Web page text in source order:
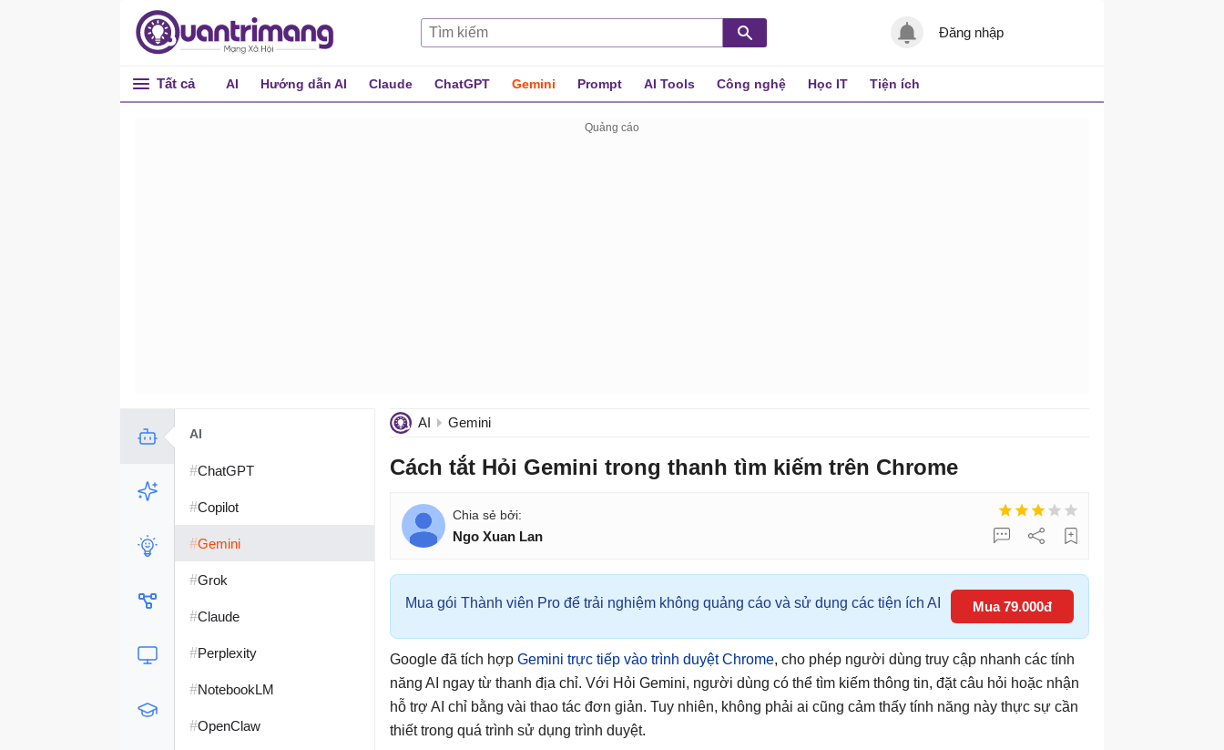
Đăng nhập
Tất cả AI Hướng dẫn AI Claude ChatGPT Gemini Prompt AI Tools Công nghệ Học IT Tiện ích
AI Gemini
Cách tắt Hỏi Gemini trong thanh tìm kiếm trên Chrome
Ngo Xuan Lan
Mua gói Thành viên Pro để trải nghiệm không quảng cáo và sử dụng các tiện ích AI Mua 79.000đ
Google đã tích hợp Gemini trực tiếp vào trình duyệt Chrome, cho phép người dùng truy cập nhanh các tính
năng AI ngay từ thanh địa chỉ. Với Hỏi Gemini, người dùng có thể tìm kiếm thông tin, đặt câu hỏi hoặc nhận
hỗ trợ AI chỉ bằng vài thao tác đơn giản. Tuy nhiên, không phải ai cũng cảm thấy tính năng này thực sự cần
thiết trong quá trình sử dụng trình duyệt.
AI
#ChatGPT
#Copilot
#Gemini
#Grok
#Claude
#Perplexity
#NotebookLM
#OpenClaw